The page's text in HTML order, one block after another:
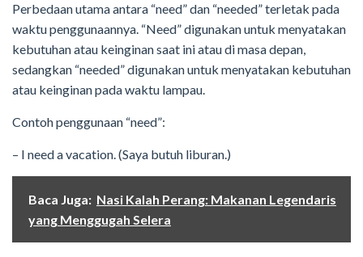
Perbedaan utama antara “need” dan “needed” terletak pada
waktu penggunaannya. “Need” digunakan untuk menyatakan
kebutuhan atau keinginan saat ini atau di masa depan,
sedangkan “needed” digunakan untuk menyatakan kebutuhan
atau keinginan pada waktu lampau.
Contoh penggunaan “need”:
– I need a vacation. (Saya butuh liburan.)
Baca Juga: Nasi Kalah Perang: Makanan Legendaris
yang Menggugah Selera